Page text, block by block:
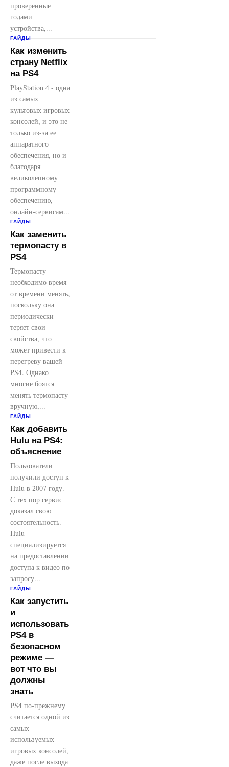
проверенные
годами
устройства,...
ГАЙДЫ
Как изменить
страну Netflix
на PS4
PlayStation 4 - одна
из самых
культовых игровых
консолей, и это не
только из-за ее
аппаратного
обеспечения, но и
благодаря
великолепному
программному
обеспечению,
онлайн-сервисам...
ГАЙДЫ
Как заменить
термопасту в
PS4
Термопасту
необходимо время
от времени менять,
поскольку она
периодически
теряет свои
свойства, что
может привести к
перегреву вашей
PS4. Однако
многие боятся
менять термопасту
вручную,...
ГАЙДЫ
Как добавить
Hulu на PS4:
объяснение
Пользователи
получили доступ к
Hulu в 2007 году.
С тех пор сервис
доказал свою
состоятельность.
Hulu
специализируется
на предоставлении
доступа к видео по
запросу...
ГАЙДЫ
Как запустить
и
использовать
PS4 в
безопасном
режиме —
вот что вы
должны
знать
PS4 по-прежнему
считается одной из
самых
используемых
игровых консолей,
даже после выхода